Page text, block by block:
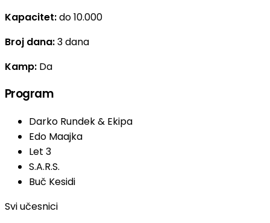
Kapacitet:do 10.000
Broj dana:3 dana
Kamp: Da
Program
Darko Rundek & Ekipa
Edo Maajka
Let 3
S.A.R.S.
Buč Kesidi
Svi učesnici